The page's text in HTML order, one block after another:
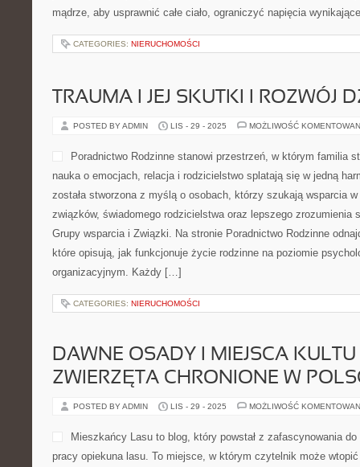
mądrze, aby usprawnić całe ciało, ograniczyć napięcia
CATEGORIES: NIERUCHOMOŚCI
TRAUMA I JEJ SKUTKI I ROZWÓJ
POSTED BY ADMIN LIS - 29 - 2025 MOŻLIWOŚĆ
Poradnictwo Rodzinne stanowi przestrzeń, w którym familia
nauka o emocjach, relacja i rodzicielstwo splatają się w jedną
została stworzona z myślą o osobach, którzy szukają wsparcia
związków, świadomego rodzicielstwa oraz lepszego zrozumienia
Grupy wsparcia i Związki. Na stronie Poradnictwo Rodzinne
które opisują, jak funkcjonuje życie rodzinne na poziomie
organizacyjnym. Każdy […]
CATEGORIES: NIERUCHOMOŚCI
DAWNE OSADY I MIEJSCA
ZWIERZĘTA CHRONIONE W
POSTED BY ADMIN LIS - 29 - 2025 MOŻLIWOŚĆ
Mieszkańcy Lasu to blog, który powstał z zafascynowania
pracy opiekuna lasu. To miejsce, w którym czytelnik może